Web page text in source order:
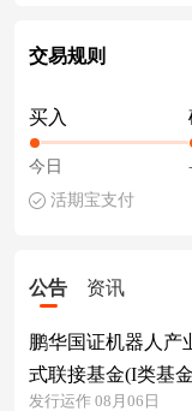
交易规则
买入
今日
活期宝支付
公告 资讯
鹏华国证机器人产
式联接基金(I类基
发行运作 08月06日